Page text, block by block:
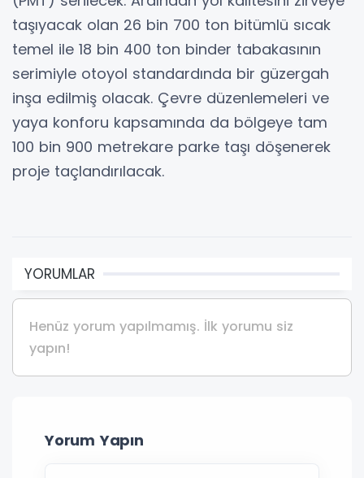
taşıyacak olan 26 bin 700 ton bitümlü sıcak
temel ile 18 bin 400 ton binder tabakasının
serimiyle otoyol standardında bir güzergah
inşa edilmiş olacak. Çevre düzenlemeleri ve
yaya konforu kapsamında da bölgeye tam
100 bin 900 metrekare parke taşı döşenerek
proje taçlandırılacak.
YORUMLAR
Henüz yorum yapılmamış. İlk yorumu siz
yapın!
Yorum Yapın